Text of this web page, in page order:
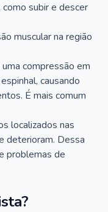
subir e descer
muscular na região
compressão em
causando
É mais comum
localizados nas
deterioram. Dessa
problemas de